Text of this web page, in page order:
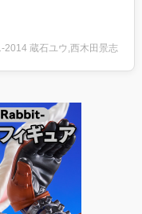
2014 蔵石ユウ,西木田景志